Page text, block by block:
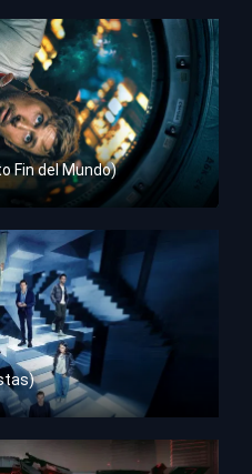
Fin del Mundo)